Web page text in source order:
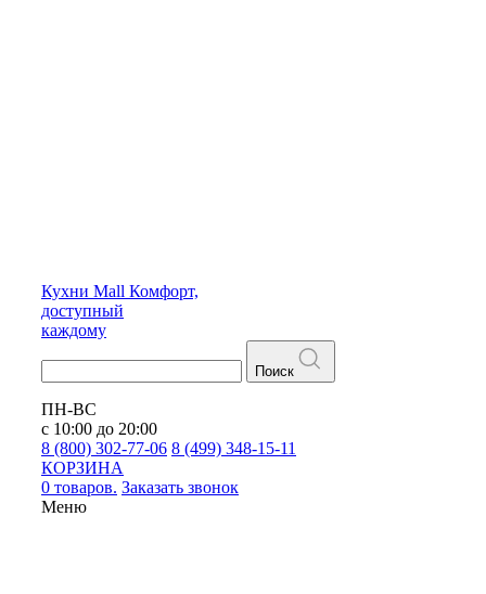
Кухни Mall Комфорт,
доступный
каждому
Поиск
ПН-ВС
с 10:00 до 20:00
8 (800) 302-77-06 8 (499) 348-15-11
КОРЗИНА
0 товаров. Заказать звонок
Меню